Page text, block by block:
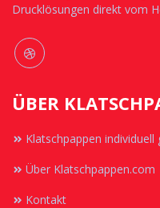
Drucklösungen direkt vom
ÜBER
Klatschpappen individuell
Über Klatschpappen.com
Kontakt